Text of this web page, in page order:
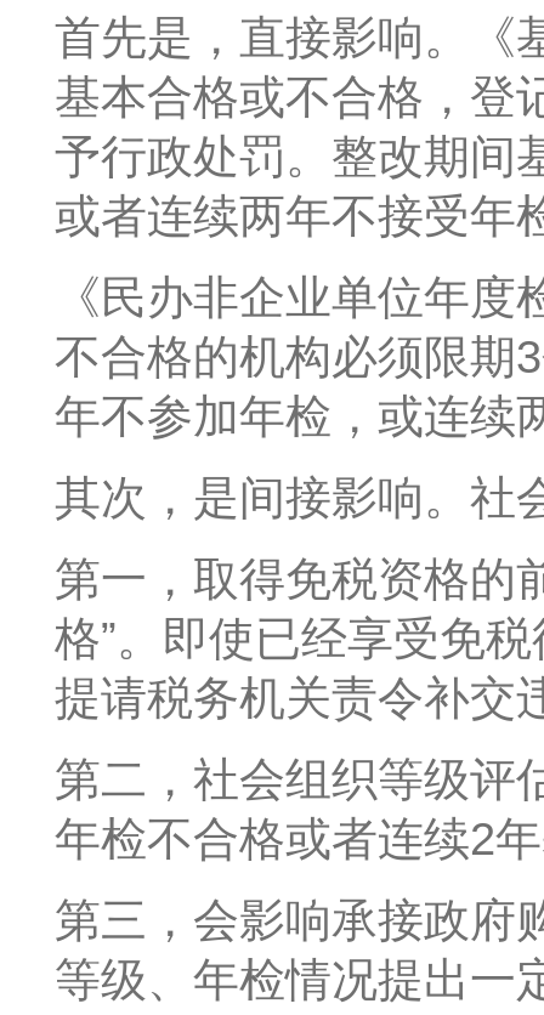
首先是，直接影响。《
基本合格或不合格，登
予行政处罚。整改期间
或者连续两年不接受年
《民办非企业单位年
不合格的机构必须限期
年不参加年检，或连续
其次，是间接影响。社
第一，取得免税资格的
格”。即使已经享受免
提请税务机关责令补交
第二，社会组织等级评
年检不合格或者连续2
第三，会影响承接政府
等级、年检情况提出一